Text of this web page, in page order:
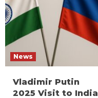
News
Vladimir Putin
2025 Visit to India